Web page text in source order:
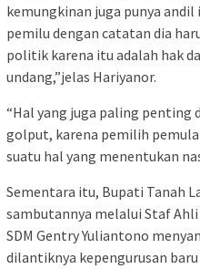
kemungkinan juga punya
pemilu dengan catatan dia
politik karena itu adalah hak
undang,”jelas Hariyanor.
“Hal yang juga paling penting
golput, karena pemilih pemula
suatu hal yang menentukan
Sementara itu, Bupati Tanah
sambutannya melalui Staf
SDM Gentry Yuliantono
dilantiknya kepengurusan